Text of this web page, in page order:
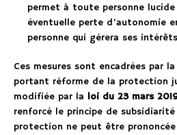
permet à toute personne lucide
éventuelle perte d’autonomie
personne qui gérera ses
Ces mesures sont encadrées par la
portant réforme de la protection
modifiée par la loi du 23 mars
renforcé le principe de subsidiarité
protection ne peut être